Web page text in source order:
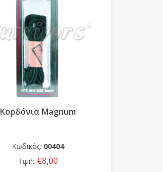
Κορδόνια Magnum
Κωδικός: 00404
Τιμή: €8,00